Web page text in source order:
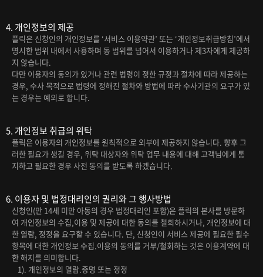
4. 개인정보의 제공
플릭은 신청인의 개인정보를 ‘서비스 이용약관’ 또는 ‘개인정보취급방침’에서
명시한 범위 내에서 사용하며 동 범위를 넘어서 이용하거나 제3자에게 제공하
지 않습니다.
다만 이용자의 동의가 있거나 관련 법령이 정한 규정과 절차에 따라 제공하는
경우, 수사 목적으로 법령에 정해진 절차와 방법에 따라 수사기관의 요구가 있
는 경우는 예외로 합니다.
5. 개인정보 취급의 위탁
플릭은 이용자의 개인정보를 원칙적으로 외부에 제공하지 않습니다. 향후 그
러한 필요가 생길 경우, 위탁 대상자와 위탁 업무 내용에 대해 고객님에게 통
지하고 필요한 경우 사전 동의를 받도록 하겠습니다.
6. 이용자 및 법정대리인의 권리와 그 행사방법
신청인(만 14세 미만 아동의 경우 법정대리인 포함)은 플릭의 본사를 방문하
여 개인정보의 수집,이용 및 제공에 대한 동의를 철회하시거나, 개인정보에 대
한 열람, 정정을 요구할 수 있습니다. 단, 신청인이 서비스 제공에 필요한 필수
항목에 대한 개인정보 수집.이용의 동의를 거부/철회하는 것은 이용계약에 대
한 해지를 의미합니다.
1). 개인정보의 열람.증명 또는 정정